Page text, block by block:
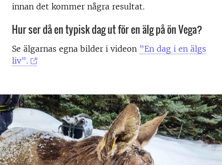
innan det kommer några resultat.
Hur ser då en typisk dag ut för en älg på ön Vega?
Se älgarnas egna bilder i videon ”En dag i en älgs
liv”.